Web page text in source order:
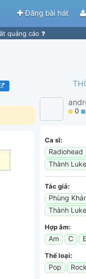
Đăng bài hát
quảng cáo
0
Ca sĩ:
Radiohead
Thành Luke
Tác giả:
Phùng
Thành Luke
Hợp âm:
Am C E
Thể loại:
Pop Rock